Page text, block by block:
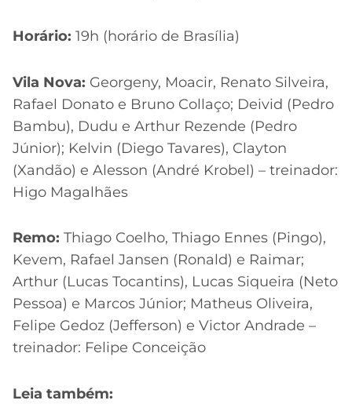
Horário: 19h (horário de Brasília)
Vila Nova: Georgeny, Moacir, Renato Silveira,
Rafael Donato e Bruno Collaço; Deivid (Pedro
Bambu), Dudu e Arthur Rezende (Pedro
Júnior); Kelvin (Diego Tavares), Clayton
(Xandão) e Alesson (André Krobel) – treinador:
Higo Magalhães
Remo: Thiago Coelho, Thiago Ennes (Pingo),
Kevem, Rafael Jansen (Ronald) e Raimar;
Arthur (Lucas Tocantins), Lucas Siqueira (Neto
Pessoa) e Marcos Júnior; Matheus Oliveira,
Felipe Gedoz (Jefferson) e Victor Andrade –
treinador: Felipe Conceição
Leia também: